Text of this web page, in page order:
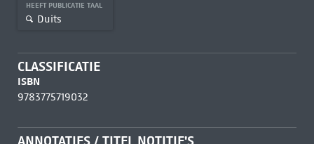
HEEFT PUBLICATIE TAAL
Duits
CLASSIFICATIE
ISBN
9783775719032